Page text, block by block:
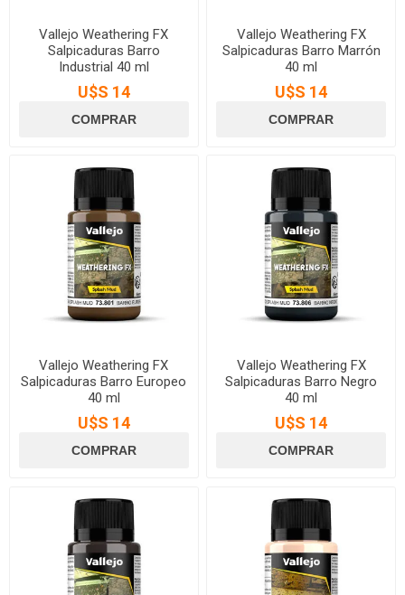
Vallejo Weathering FX
Salpicaduras Barro
Industrial 40 ml
U$S 14
Vallejo Weathering FX
Salpicaduras Barro Marrón
40 ml
U$S 14
Vallejo Weathering FX
Salpicaduras Barro Europeo
40 ml
U$S 14
Vallejo Weathering FX
Salpicaduras Barro Negro
40 ml
U$S 14